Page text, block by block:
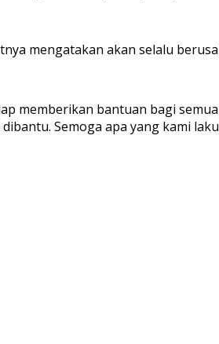
mengatakan akan selalu
memberikan bantuan bagi
Semoga apa yang kami